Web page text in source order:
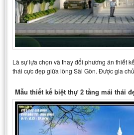
Là sự lựa chọn và thay đổi phương án thiết
thái cực đẹp giữa lòng Sài Gòn. Được gia
Mẫu thiết kế biệt thự 2 tầng mái thái